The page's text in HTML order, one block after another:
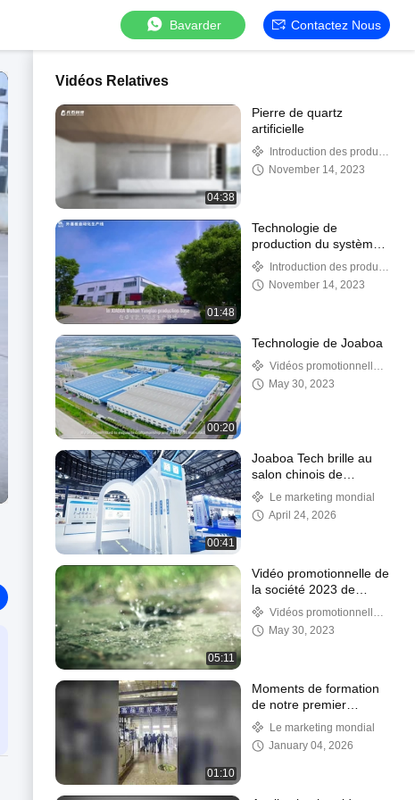
Bavarder Contactez Nous
Vidéos Relatives
04:38
Pierre de quartz
artificielle
Introduction des produits
et des systèmes
November 14, 2023
01:48
Technologie de
production du système
intégré de toiture
étanche et isolante WiCi
Introduction des produits
et des systèmes
November 14, 2023
00:20
Technologie de Joaboa
Vidéos promotionnelles
de société
May 30, 2023
00:41
Joaboa Tech brille au
salon chinois de
l'étanchéité 2025 !
Le marketing mondial
April 24, 2026
05:11
Vidéo promotionnelle de
la société 2023 de
Joaboa Tech
Vidéos promotionnelles
de société
May 30, 2023
01:10
Moments de formation
de notre premier
programme
d’applicateurs agréés à
l’étranger !
Le marketing mondial
January 04, 2026